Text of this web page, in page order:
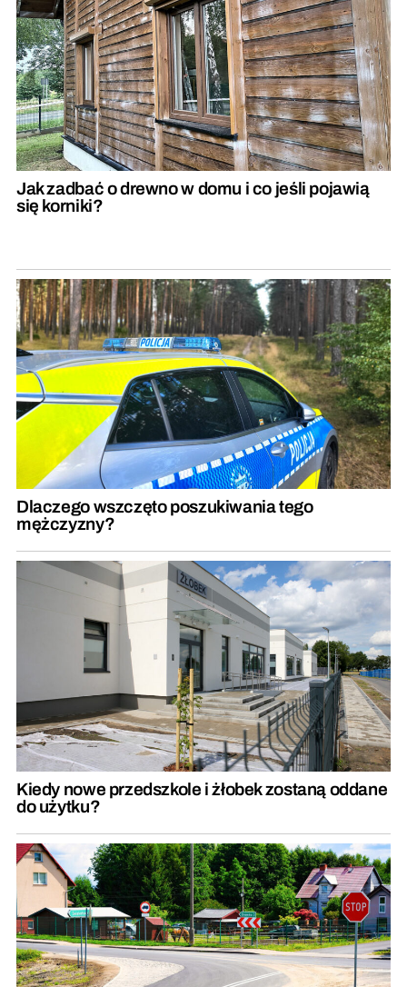
Jak zadbać o drewno w domu i co jeśli pojawią
się korniki?
Dlaczego wszczęto poszukiwania tego
mężczyzny?
Kiedy nowe przedszkole i żłobek zostaną oddane
do użytku?